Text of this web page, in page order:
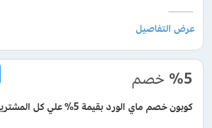
%5 خصم
كوبون خصم ماي الورد بقيمة 5% علي كل المشتريات